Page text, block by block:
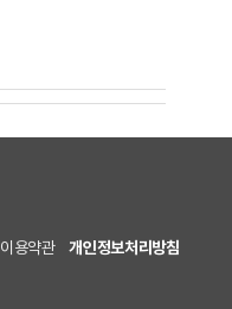
이용약관
개인정보처리방침